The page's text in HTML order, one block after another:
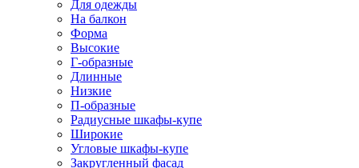
Для одежды
На балкон
Форма
Высокие
Г-образные
Длинные
Низкие
П-образные
Радиусные шкафы-купе
Широкие
Угловые шкафы-купе
Закругленный фасад